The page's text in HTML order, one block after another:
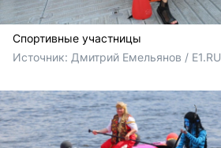
Спортивные участницы
Источник: Дмитрий Емельянов / E1.RU